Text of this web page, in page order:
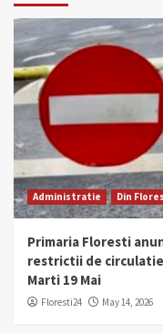
Administratie Din
Primaria Floresti
restrictii de circulatie
Marti 19 Mai
Floresti24 May 14, 2026